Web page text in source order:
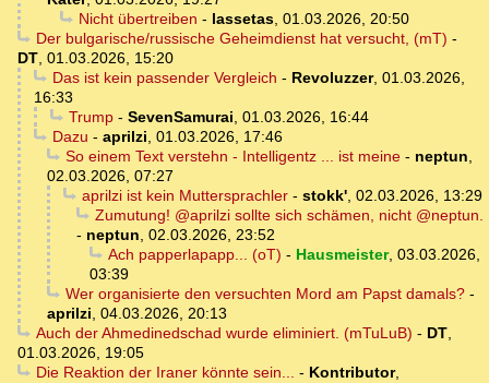
Nicht übertreiben - lassetas, 01.03.2026, 20:50
Der bulgarische/russische Geheimdienst hat versucht, (mT) -
DT, 01.03.2026, 15:20
Das ist kein passender Vergleich - Revoluzzer, 01.03.2026,
16:33
Trump- SevenSamurai, 01.03.2026, 16:44
Dazu - aprilzi, 01.03.2026, 17:46
So einem Text verstehn - Intelligentz ... ist meine- neptun,
02.03.2026, 07:27
aprilzi ist kein Muttersprachler- stokk', 02.03.2026, 13:29
Zumutung! @aprilzi sollte sich schämen, nicht @neptun.
- neptun, 02.03.2026, 23:52
Ach papperlapapp... (oT) - Hausmeister, 03.03.2026,
03:39
Wer organisierte den versuchten Mord am Papst damals?-
aprilzi, 04.03.2026, 20:13
Auch der Ahmedinedschad wurde eliminiert. (mTuLuB) - DT,
01.03.2026, 19:05
Die Reaktion der Iraner könnte sein... - Kontributor,